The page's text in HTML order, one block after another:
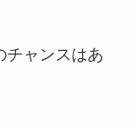
チャンスはあ